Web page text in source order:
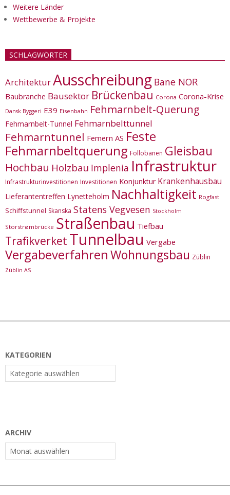
Weitere Länder
Wettbewerbe & Projekte
SCHLAGWÖRTER
ArchitekturAusschreibung Bane NOR
Baubranche Bausektor Brückenbau Corona Corona-Krise
Dansk Byggeri E39 Eisenbahn Fehmarnbelt-Querung
Fehmarnbelt-Tunnel Fehmarnbelttunnel
Fehmarntunnel Femern AS Feste
Fehmarnbeltquerung Follobanen Gleisbau
Hochbau Holzbau Implenia Infrastruktur
Infrastrukturinvestitionen Investitionen Konjunktur Krankenhausbau
Lieferantentreffen Lynetteholm Nachhaltigkeit Rogfast
Schiffstunnel Skanska Statens Vegvesen Stockholm
Storstrømbrücke Straßenbau Tiefbau
Trafikverket Tunnelbau Vergabe
VergabeverfahrenWohnungsbau Züblin
Züblin AS
KATEGORIEN
Kategorien
ARCHIV
Archiv